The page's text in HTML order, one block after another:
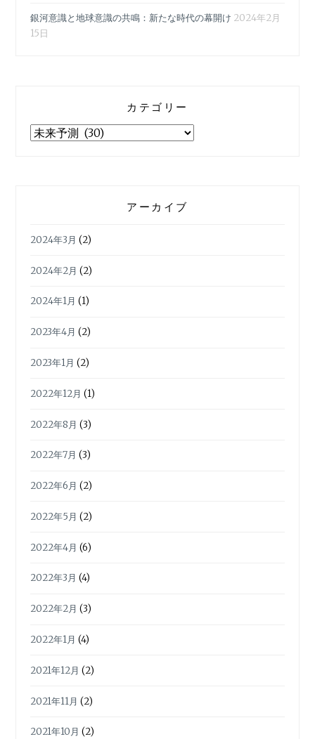
銀河意識と地球意識の共鳴：新たな時代の幕開け 2024年2月
15日
カテゴリー
カ
アーカイブ
2024年3月 (2)
2024年2月 (2)
2024年1月 (1)
2023年4月 (2)
2023年1月 (2)
2022年12月 (1)
2022年8月 (3)
2022年7月 (3)
2022年6月 (2)
2022年5月 (2)
2022年4月 (6)
2022年3月 (4)
2022年2月 (3)
2022年1月 (4)
2021年12月 (2)
2021年11月 (2)
2021年10月 (2)